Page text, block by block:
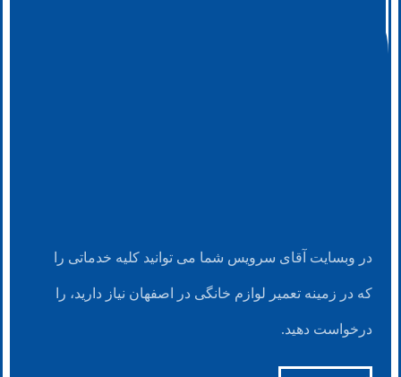
در وبسایت آقای سرویس شما می توانید کلیه خدماتی را
که در زمینه تعمیر لوازم خانگی در اصفهان نیاز دارید، را
درخواست دهید.